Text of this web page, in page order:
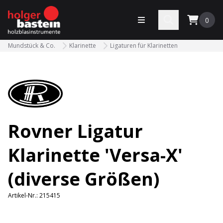
bastein
Menü öffnen 0
Mundstück & Co. Klarinette Ligaturen für Klarinetten
Rovner Ligatur
Klarinette 'Versa-X'
(diverse Größen)
Artikel-Nr.: 215415